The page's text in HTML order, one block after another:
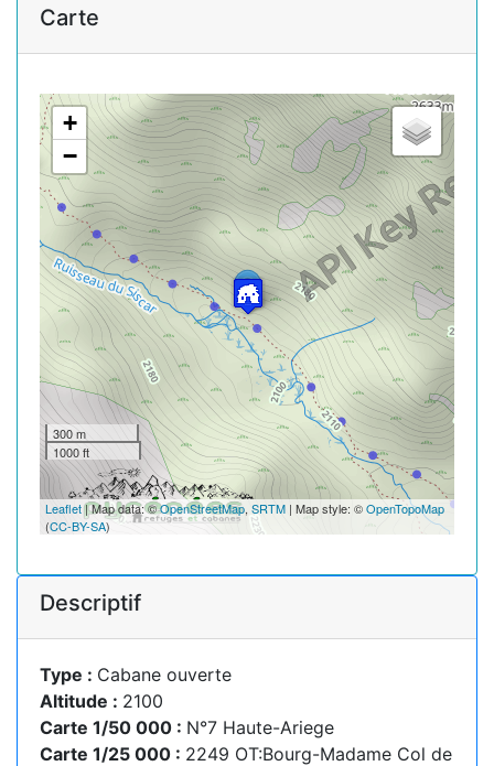
Carte
+
−
300 m
1000 ft
Leaflet| Map data: ©OpenStreetMap, SRTM | Map style: ©OpenTopoMap
(CC-BY-SA)
Descriptif
Type : Cabane ouverte
Altitude : 2100
Carte 1/50 000 : N°7 Haute-Ariege
Carte 1/25 000 : 2249 OT:Bourg-Madame Col de